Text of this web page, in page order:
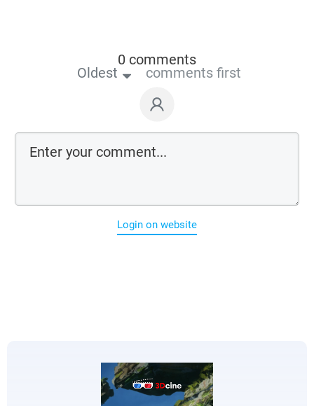
0 comments
Oldest comments first
Login on website